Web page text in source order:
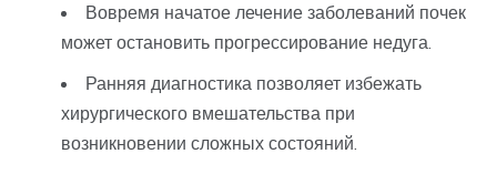
Вовремя начатое лечение заболеваний почек
может остановить прогрессирование недуга.
Ранняя диагностика позволяет избежать
хирургического вмешательства при
возникновении сложных состояний.